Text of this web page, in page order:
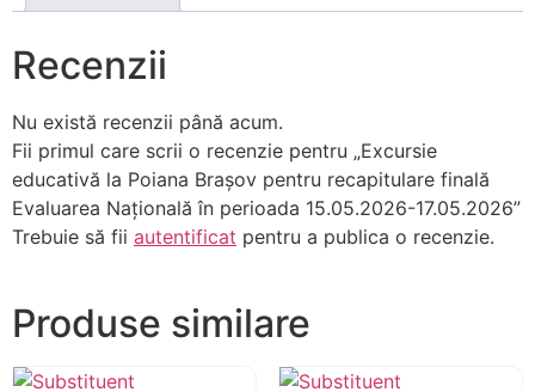
Recenzii
Nu există recenzii până acum.
Fii primul care scrii o recenzie pentru „Excursie
educativă la Poiana Brașov pentru recapitulare finală
Evaluarea Națională în perioada 15.05.2026-17.05.2026”
Trebuie să fii autentificat pentru a publica o recenzie.
Produse similare